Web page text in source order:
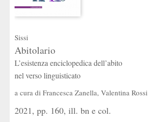
Sissi
Abitolario
L’esistenza enciclopedica dell’abito
nel verso linguisticato
a cura di Francesca Zanella, Valentina Rossi
2021, pp. 160, ill. bn e col.